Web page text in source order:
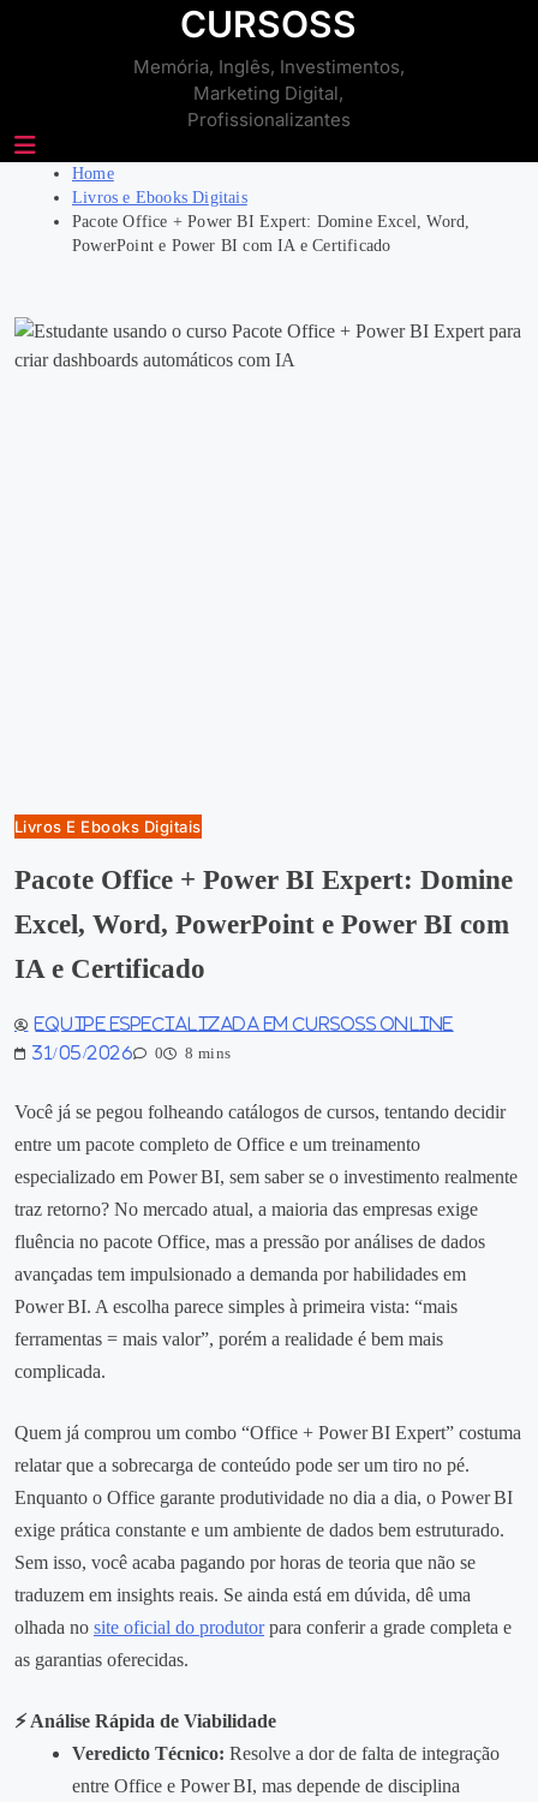
CURSOSS
Memória, Inglês, Investimentos,
Marketing Digital,
Profissionalizantes
Home
Livros e Ebooks Digitais
Pacote Office + Power BI Expert: Domine Excel, Word,
PowerPoint e Power BI com IA e Certificado
Livros E Ebooks Digitais
Pacote Office + Power BI Expert: Domine
Excel, Word, PowerPoint e Power BI com
IA e Certificado
Equipe especializada em Cursoss Online
31/05/2026
0 8 mins
Você já se pegou folheando catálogos de cursos, tentando decidir
entre um pacote completo de Office e um treinamento
especializado em Power BI, sem saber se o investimento realmente
traz retorno? No mercado atual, a maioria das empresas exige
fluência no pacote Office, mas a pressão por análises de dados
avançadas tem impulsionado a demanda por habilidades em
Power BI. A escolha parece simples à primeira vista: “mais
ferramentas = mais valor”, porém a realidade é bem mais
complicada.
Quem já comprou um combo “Office + Power BI Expert” costuma
relatar que a sobrecarga de conteúdo pode ser um tiro no pé.
Enquanto o Office garante produtividade no dia a dia, o Power BI
exige prática constante e um ambiente de dados bem estruturado.
Sem isso, você acaba pagando por horas de teoria que não se
traduzem em insights reais. Se ainda está em dúvida, dê uma
olhada no site oficial do produtorpara conferir a grade completa e
as garantias oferecidas.
⚡ Análise Rápida de Viabilidade
Veredicto Técnico: Resolve a dor de falta de integração
entre Office e Power BI, mas depende de disciplina